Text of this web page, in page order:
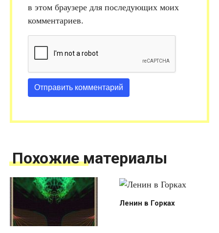
в этом браузере для последующих моих
комментариев.
Похожие материалы
Ленин в Горках